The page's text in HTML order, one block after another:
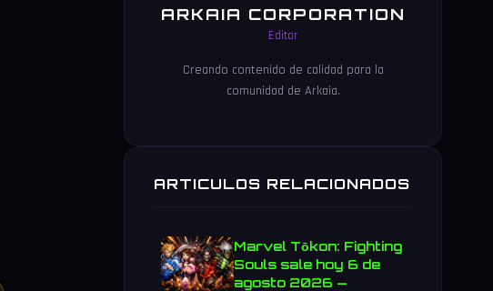
ARKAIA CORPORATION
Editor
Creando contenido de calidad para la
comunidad de Arkaia.
ARTICULOS RELACIONADOS
Marvel Tōkon: Fighting
Souls sale hoy 6 de
agosto 2026 —